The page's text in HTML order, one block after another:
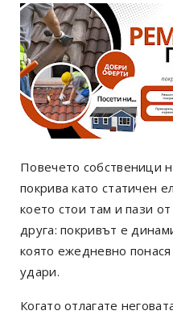
Повечето собственици
покрива като статичен
което стои там и пази
друга: покривът е
която ежедневно
удари.
Когато отлагате